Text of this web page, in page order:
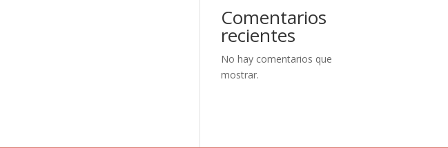
Comentarios
recientes
No hay comentarios que
mostrar.